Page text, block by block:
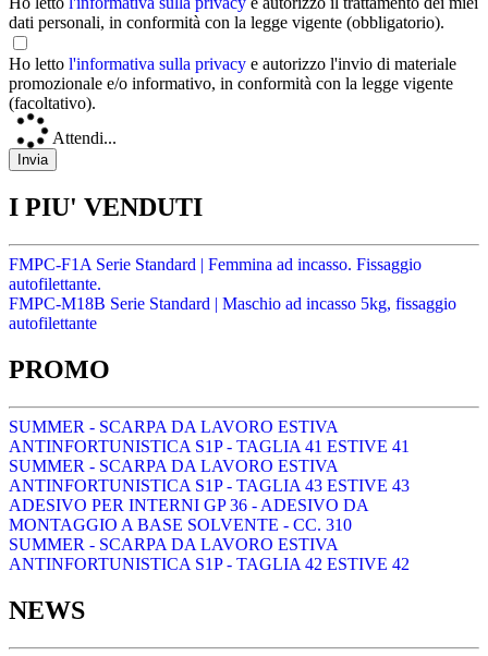
dati personali, in conformità con la legge vigente (obbligatorio).
Ho letto l'informativa sulla privacy e autorizzo l'invio di materiale
promozionale e/o informativo, in conformità con la legge vigente
(facoltativo).
Attendi...
I PIU' VENDUTI
FMPC-F1A Serie Standard | Femmina ad incasso. Fissaggio
autofilettante.
FMPC-M18B Serie Standard | Maschio ad incasso 5kg, fissaggio
autofilettante
PROMO
SUMMER - SCARPA DA LAVORO ESTIVA
ANTINFORTUNISTICA S1P - TAGLIA 41 ESTIVE 41
SUMMER - SCARPA DA LAVORO ESTIVA
ANTINFORTUNISTICA S1P - TAGLIA 43 ESTIVE 43
ADESIVO PER INTERNI GP 36 - ADESIVO DA
MONTAGGIO A BASE SOLVENTE - CC. 310
SUMMER - SCARPA DA LAVORO ESTIVA
ANTINFORTUNISTICA S1P - TAGLIA 42 ESTIVE 42
NEWS